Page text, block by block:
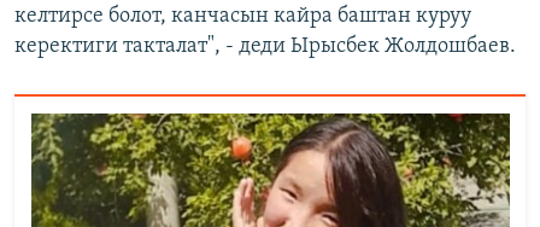
келтирсе болот, канчасын кайра баштан куруу
керектиги такталат", - деди Ырысбек Жолдошбаев.